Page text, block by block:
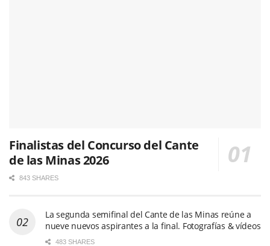
Finalistas del Concurso del Cante
de las Minas 2026
843 SHARES
La segunda semifinal del Cante de las Minas reúne a
nueve nuevos aspirantes a la final. Fotografías & vídeos
483 SHARES